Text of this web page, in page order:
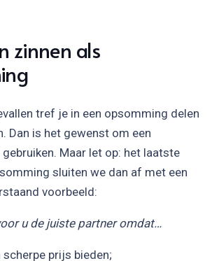
zinnen als
tref je in een opsomming delen
Dan is het gewenst om een
Maar let op: het laatste
sluiten we dan af met een
voorbeeld:
u de juiste partner omdat…
prijs bieden;